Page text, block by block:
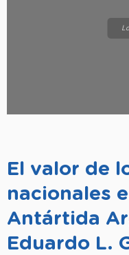
El valor de
nacionales
Antártida
Eduardo L.